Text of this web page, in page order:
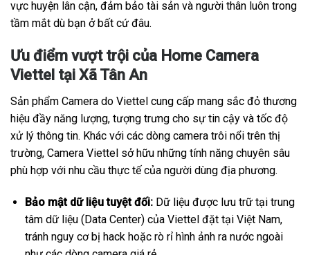
vực huyện lân cận, đảm bảo tài sản và người thân luôn trong
tầm mắt dù bạn ở bất cứ đâu.
Ưu điểm vượt trội của Home Camera
Viettel tại Xã Tân An
Sản phẩm Camera do Viettel cung cấp mang sắc đỏ thương
hiệu đầy năng lượng, tượng trưng cho sự tin cậy và tốc độ
xử lý thông tin. Khác với các dòng camera trôi nổi trên thị
trường, Camera Viettel sở hữu những tính năng chuyên sâu
phù hợp với nhu cầu thực tế của người dùng địa phương.
Bảo mật dữ liệu tuyệt đối:Dữ liệu được lưu trữ tại trung
tâm dữ liệu (Data Center) của Viettel đặt tại Việt Nam,
tránh nguy cơ bị hack hoặc rò rỉ hình ảnh ra nước ngoài